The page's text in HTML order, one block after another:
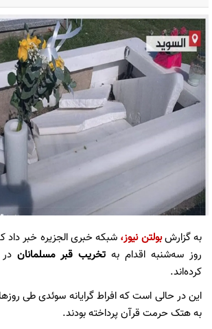
به گزارشبولتن نیوز، شبکه خبری الجزیره خبر داد
روز سه‌شنبه اقدام به تخریب قبر مسلمانان
کرده‌اند.
این در حالی است که افراط گرایانه سوئدی طی
به هتک حرمت قرآن پرداخته بودند.